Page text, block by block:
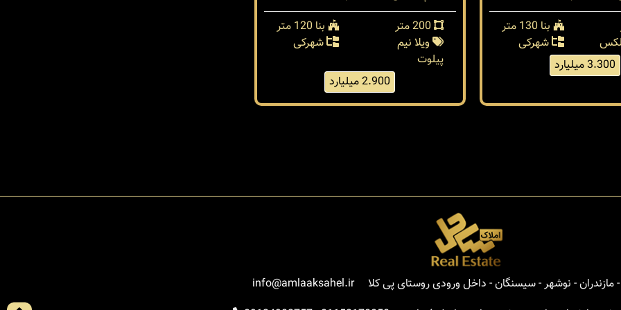
بنا 130 متر
شهرکی
3.300 میلیارد
بنا 120 متر
ویلا نیم
پیلوت
شهرکی
2.900 میلیارد
- نوشهر - سیسنگان - داخل ورودی روستای پی کلا
info@amlaaksahel.ir